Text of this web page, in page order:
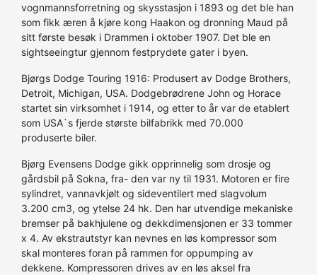
vognmannsforretning og skysstasjon i 1893 og det ble han
som fikk æren å kjøre kong Haakon og dronning Maud på
sitt første besøk i Drammen i oktober 1907. Det ble en
sightseeingtur gjennom festprydete gater i byen.
Bjørgs Dodge Touring 1916: Produsert av Dodge Brothers,
Detroit, Michigan, USA. Dodgebrødrene John og Horace
startet sin virksomhet i 1914, og etter to år var de etablert
som USA`s fjerde største bilfabrikk med 70.000
produserte biler.
Bjørg Evensens Dodge gikk opprinnelig som drosje og
gårdsbil på Sokna, fra- den var ny til 1931. Motoren er fire
sylindret, vannavkjølt og sideventilert med slagvolum
3.200 cm3, og ytelse 24 hk. Den har utvendige mekaniske
bremser på bakhjulene og dekkdimensjonen er 33 tommer
x 4. Av ekstrautstyr kan nevnes en løs kompressor som
skal monteres foran på rammen for oppumping av
dekkene. Kompressoren drives av en løs aksel fra